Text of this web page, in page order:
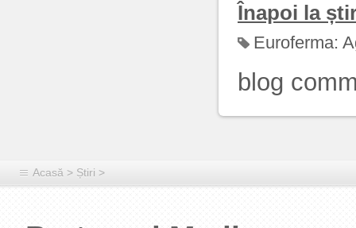
Înapoi la
Euroferma:
blog
Acasă > Știri >